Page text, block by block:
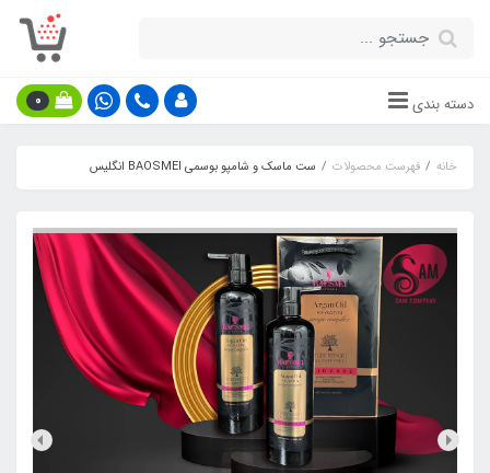
دسته بندی 0
خانه فهرست محصولات ست ماسک و شامپو بوسمی BAOSMEI انگلیس